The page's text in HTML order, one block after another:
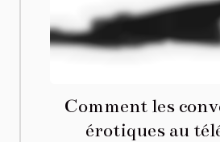
Comment les
érotiques au